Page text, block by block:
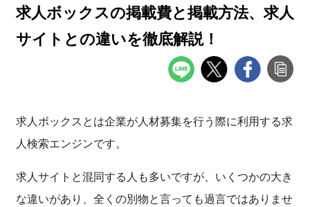
求人ボックスの掲載費と掲載方法、求人
サイトとの違いを徹底解説！
求人ボックスとは企業が人材募集を行う際に利用する求
人検索エンジンです。
求人サイトと混同する人も多いですが、いくつかの大き
な違いがあり、全くの別物と言っても過言ではありませ